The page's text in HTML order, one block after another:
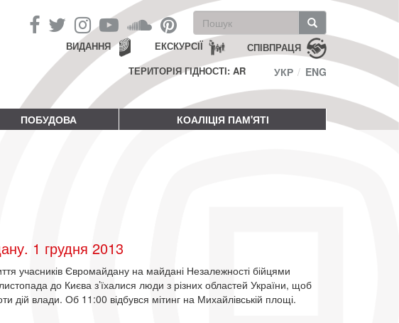
Пошукова
форма
Пошук СПІВПРАЦЯ
ЕКСКУРСІЇ
ВИДАННЯ
ТЕРИТОРІЯ ГІДНОСТІ: AR
УКР ENG
ПОБУДОВА КОАЛІЦІЯ ПАМ'ЯТІ
1 грудня 2013
учасників Євромайдану на майдані Незалежності бійцями
до Києва з’їхалися люди з різних областей України, щоб
дій влади. Об 11:00 відбувся мітинг на Михайлівській площі.